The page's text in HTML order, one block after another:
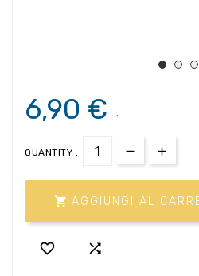
6,90 € .
QUANTITY :
 AGGIUNGI AL
 